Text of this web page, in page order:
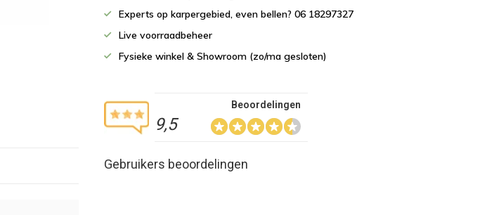
Experts op karpergebied, even bellen? 06 18297327
Live voorraadbeheer
Fysieke winkel & Showroom (zo/ma gesloten)
9,5
Beoordelingen
Gebruikers beoordelingen